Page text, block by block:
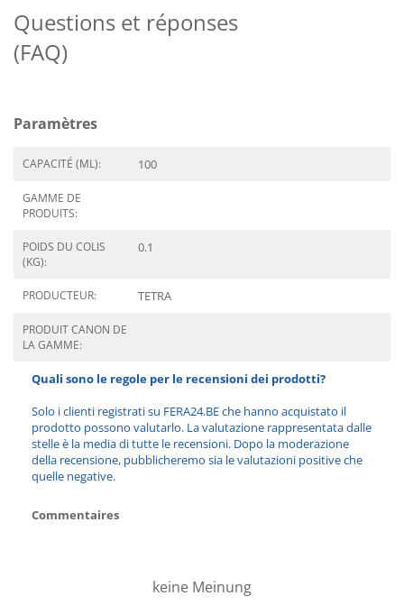
Questions et réponses
(FAQ)
Paramètres
CAPACITÉ (ML): 100
GAMME DE
PRODUITS:
POIDS DU COLIS
(KG):
0.1
PRODUCTEUR: TETRA
PRODUIT CANON DE
LA GAMME:
Quali sono le regole per le recensioni dei prodotti?
Solo i clienti registrati su FERA24.BE che hanno acquistato il
prodotto possono valutarlo. La valutazione rappresentata dalle
stelle è la media di tutte le recensioni. Dopo la moderazione
della recensione, pubblicheremo sia le valutazioni positive che
quelle negative.
Commentaires
keine Meinung